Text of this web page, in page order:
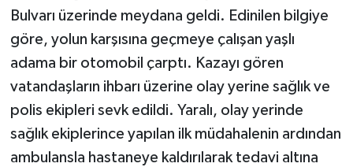
Bulvarı üzerinde meydana geldi. Edinilen bilgiye
göre, yolun karşısına geçmeye çalışan yaşlı
adama bir otomobil çarptı. Kazayı gören
vatandaşların ihbarı üzerine olay yerine sağlık ve
polis ekipleri sevk edildi. Yaralı, olay yerinde
sağlık ekiplerince yapılan ilk müdahalenin ardından
ambulansla hastaneye kaldırılarak tedavi altına
SPOR
YAŞAM